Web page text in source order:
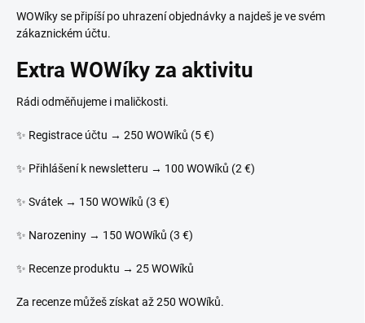
WOWíky se připíší po uhrazení objednávky a najdeš je ve svém
zákaznickém účtu.
Extra WOWíky za aktivitu
Rádi odměňujeme i maličkosti.
✨ Registrace účtu → 250 WOWíků (5 €)
✨ Přihlášení k newsletteru → 100 WOWíků (2 €)
✨ Svátek → 150 WOWíků (3 €)
✨ Narozeniny → 150 WOWíků (3 €)
✨ Recenze produktu → 25 WOWíků
Za recenze můžeš získat až 250 WOWíků.